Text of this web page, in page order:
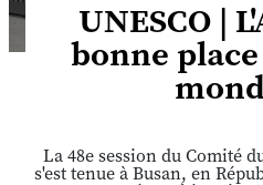
UNESCO |
bonne
La 48e session du Comité
s'est tenue à Busan, en